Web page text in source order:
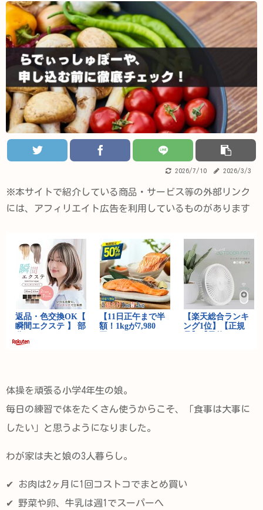
2026/7/10 2026/3/3
※本サイトで紹介している商品・サービス等の外部リンク
には、アフィリエイト広告を利用しているものがあります
体操を頑張る小学4年生の娘。
毎日の練習で体をたくさん使うからこそ、「食事は大事に
したい」と思うようになりました。
わが家は夫と娘の3人暮らし。
✔ お肉は2ヶ月に1回コストコでまとめ買い
✔ 野菜や卵、牛乳は週1でスーパーへ